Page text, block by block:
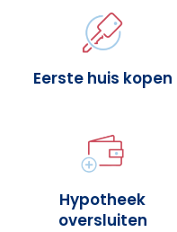
Eerste huis kopen
Hypotheek
oversluiten